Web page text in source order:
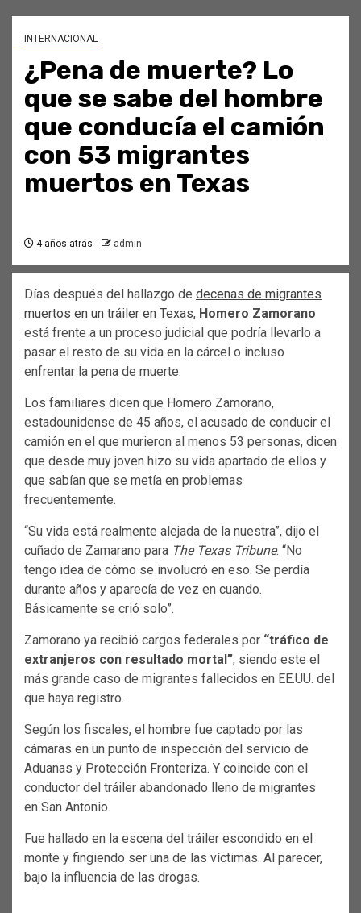
INTERNACIONAL
¿Pena de muerte? Lo
que se sabe del hombre
que conducía el camión
con 53 migrantes
muertos en Texas
4 años atrás admin
Días después del hallazgo de decenas de migrantes
muertos en un tráiler en Texas, Homero Zamorano
está frente a un proceso judicial que podría llevarlo a
pasar el resto de su vida en la cárcel o incluso
enfrentar la pena de muerte.
Los familiares dicen que Homero Zamorano,
estadounidense de 45 años, el acusado de conducir el
camión en el que murieron al menos 53 personas, dicen
que desde muy joven hizo su vida apartado de ellos y
que sabían que se metía en problemas
frecuentemente.
“Su vida está realmente alejada de la nuestra”, dijo el
cuñado de Zamarano para The Texas Tribune. “No
tengo idea de cómo se involucró en eso. Se perdía
durante años y aparecía de vez en cuando.
Básicamente se crió solo”.
Zamorano ya recibió cargos federales por “tráfico de
extranjeros con resultado mortal”, siendo este el
más grande caso de migrantes fallecidos en EE.UU. del
que haya registro.
Según los fiscales, el hombre fue captado por las
cámaras en un punto de inspección del servicio de
Aduanas y Protección Fronteriza. Y coincide con el
conductor del tráiler abandonado lleno de migrantes
en San Antonio.
Fue hallado en la escena del tráiler escondido en el
monte y fingiendo ser una de las víctimas. Al parecer,
bajo la influencia de las drogas.